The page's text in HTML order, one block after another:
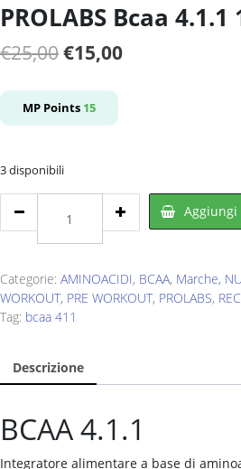
PROLABS Bcaa 4.1.1
€25,00Il
originale
€25,00.
€15,00Il
MP Points 15
3 disponibili
4.1.1
cpr
quantity
Categorie: AMINOACIDI, BCAA, Marche,
WORKOUT, PRE WORKOUT, PROLABS,
Tag: bcaa 411
Descrizione
BCAA 4.1.1
Integratore alimentare a base di